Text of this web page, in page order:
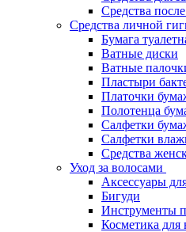
Средства после
Средства личной
Бумага
Ватные диски
Ватные
Пластыри
Платочки
Полотенца
Салфетки
Салфетки
Средства
Уход за волосами
Аксессуары
Бигуди
Инструменты
Косметика для